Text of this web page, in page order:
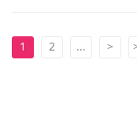
1 2 ... >